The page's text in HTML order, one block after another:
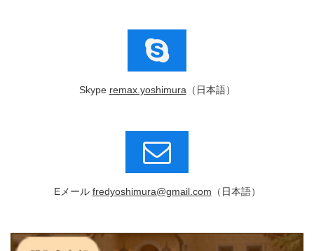
Skype remax.yoshimura（日本語）
Eメール fredyoshimura@gmail.com （日本語）